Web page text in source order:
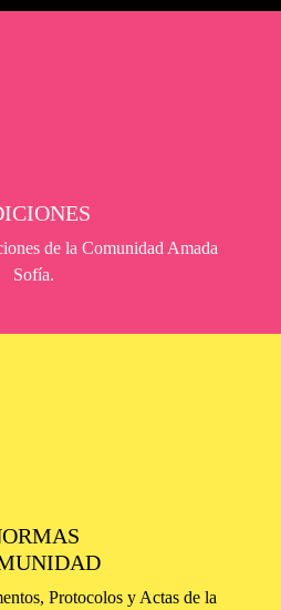
de la Comunidad Amada
Sofía.
Protocolos y Actas de la